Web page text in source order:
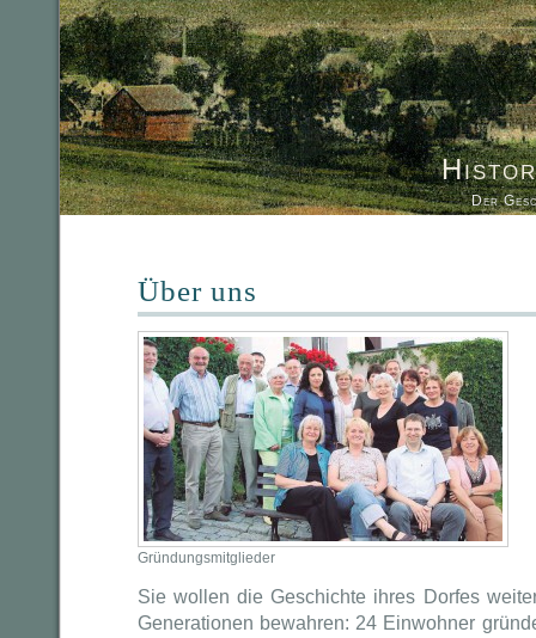
Der
Über uns
Gründungsmitglieder
Sie wollen die Geschichte ihres Dorfes
Generationen bewahren: 24 Einwohner